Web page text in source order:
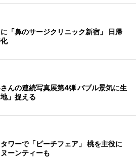
「鼻のサージクリニック新宿」 日帰
んの連続写真展第4弾 バブル景気に生
」捉える
ワーで「ピーチフェア」 桃を主役に
ーンティーも